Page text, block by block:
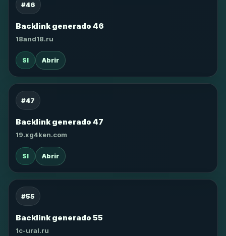
#46
Backlink generado 46
18and18.ru
SI Abrir
#47
Backlink generado 47
19.xg4ken.com
SI Abrir
#55
Backlink generado 55
1c-ural.ru